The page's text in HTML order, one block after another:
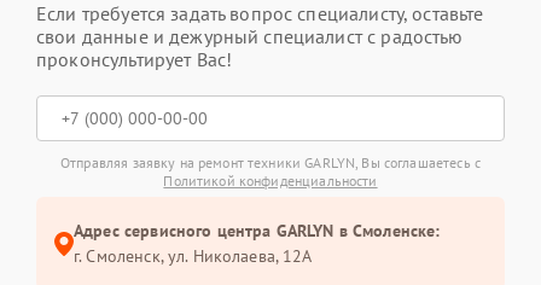
Если требуется задать вопрос специалисту, оставьте
свои данные и дежурный специалист с радостью
проконсультирует Вас!
Отправляя заявку на ремонт техники GARLYN, Вы соглашаетесь с
Политикой конфиденциальности
Адрес сервисного центра GARLYN в Смоленске:
г. Смоленск, ул. Николаева, 12А